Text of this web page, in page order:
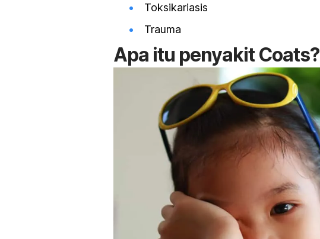
Toksikariasis
Trauma
Apa itu penyakit Coats?